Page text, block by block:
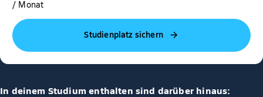
/ Monat
Studienplatz sichern
In deinem Studium enthalten sind darüber hinaus: